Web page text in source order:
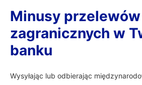
Minusy przelewów
zagranicznych w
banku
Wysyłając lub odbierając